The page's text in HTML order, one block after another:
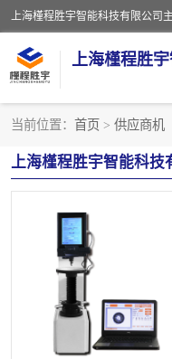
上海槿程胜
当前位置： 首页 > 供应商机
上海槿程胜宇智能科技
影像测量仪
三坐标测量仪
洛氏硬度计